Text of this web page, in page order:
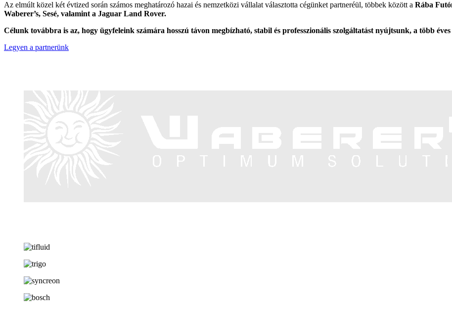
Az elmúlt közel két évtized során számos meghatározó hazai és nemzetközi vállalat választotta cégünket partneréül, többek között a Rába
Waberer’s, Sesé, valamint a Jaguar Land Rover.
Célunk továbbra is az, hogy ügyfeleink számára hosszú távon megbízható, stabil és professzionális szolgáltatást nyújtsunk, a több
Legyen a partnerünk